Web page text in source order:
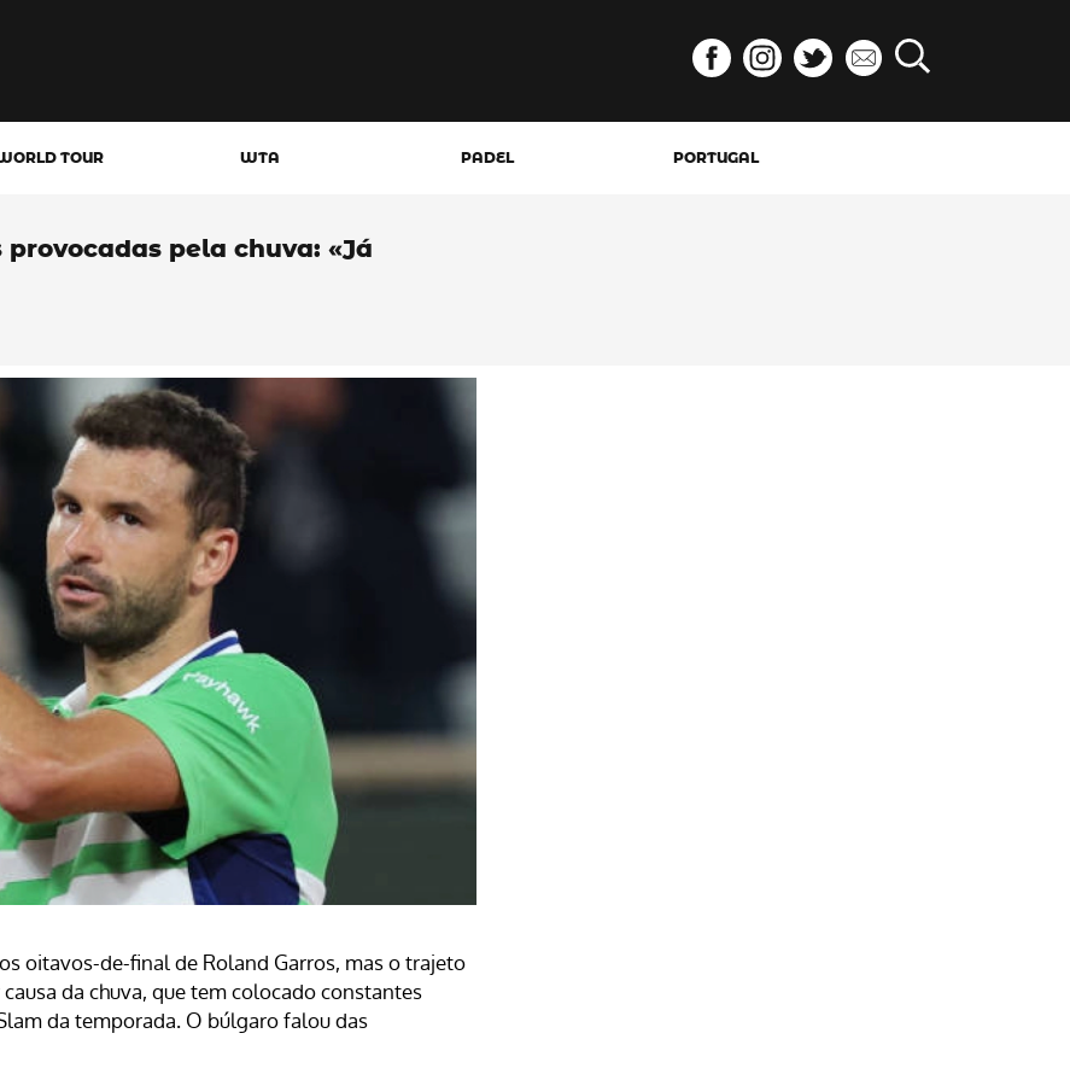
TOUR WTA PADEL PORTUGAL
pela chuva: «Já
oitavos-de-final de Roland Garros, mas o trajeto
da chuva, que tem colocado constantes
da temporada. O búlgaro falou das